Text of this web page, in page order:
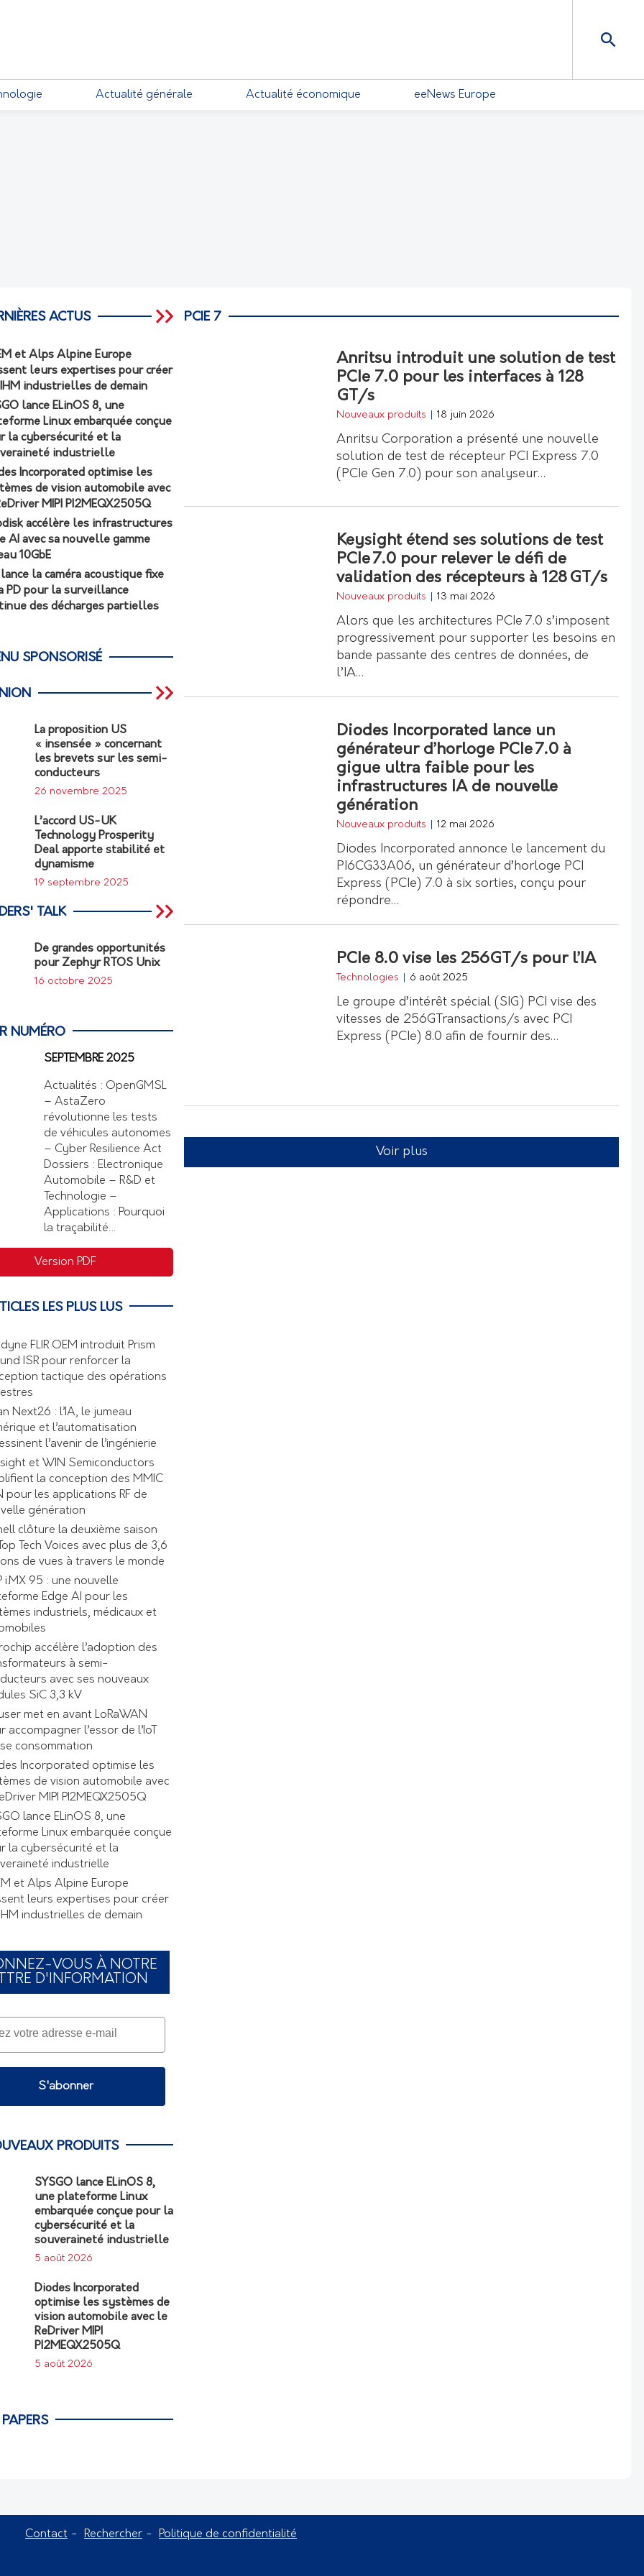
Actualité générale Actualité économique eeNews Europe
PCIE 7
Anritsu introduit une solution de test
PCIe 7.0 pour les interfaces à 128
GT/s
Nouveaux produits 18 juin 2026
Anritsu Corporation a présenté une nouvelle
solution de test de récepteur PCI Express 7.0
(PCIe Gen 7.0) pour son analyseur…
Keysight étend ses solutions de test
PCIe 7.0 pour relever le défi de
validation des récepteurs à 128 GT/s
Nouveaux produits 13 mai 2026
Alors que les architectures PCIe 7.0 s’imposent
progressivement pour supporter les besoins en
bande passante des centres de données, de
l’IA…
Diodes Incorporated lance un
générateur d’horloge PCIe 7.0 à
gigue ultra faible pour les
infrastructures IA de nouvelle
génération
Nouveaux produits 12 mai 2026
Diodes Incorporated annonce le lancement du
PI6CG33A06, un générateur d’horloge PCI
Express (PCIe) 7.0 à six sorties, conçu pour
répondre…
PCIe 8.0 vise les 256GT/s pour l’IA
Technologies 6 août 2025
Le groupe d’intérêt spécial (SIG) PCI vise des
vitesses de 256GTransactions/s avec PCI
Express (PCIe) 8.0 afin de fournir des…
Voir plus
ACTUS
et Alps Alpine Europe
leurs expertises pour créer
industrielles de demain
lance ELinOS 8, une
Linux embarquée conçue
la cybersécurité et la
industrielle
Incorporated optimise les
de vision automobile avec
MIPI PI2MEQX2505Q
accélère les infrastructures
AI avec sa nouvelle gamme
10GbE
la caméra acoustique fixe
PD pour la surveillance
des décharges partielles
SPONSORISÉ
La proposition US
« insensée » concernant
les brevets sur les semi-
conducteurs
26 novembre 2025
L’accord US-UK
Technology Prosperity
Deal apporte stabilité et
dynamisme
19 septembre 2025
TALK
De grandes opportunités
pour Zephyr RTOS Unix
16 octobre 2025
NUMÉRO
SEPTEMBRE 2025
Actualités : OpenGMSL
– AstaZero
révolutionne les tests
de véhicules autonomes
– Cyber Resilience Act
Dossiers : Electronique
Automobile – R&D et
Technologie –
Applications : Pourquoi
la traçabilité…
Version PDF
LES PLUS LUS
FLIR OEM introduit Prism
ISR pour renforcer la
tactique des opérations
Next26 : l’IA, le jumeau
et l’automatisation
l’avenir de l’ingénierie
et WIN Semiconductors
la conception des MMIC
pour les applications RF de
génération
clôture la deuxième saison
Tech Voices avec plus de 3,6
de vues à travers le monde
i.MX 95 : une nouvelle
Edge AI pour les
industriels, médicaux et
accélère l’adoption des
à semi-
avec ses nouveaux
SiC 3,3 kV
met en avant LoRaWAN
accompagner l’essor de l’IoT
consommation
Incorporated optimise les
de vision automobile avec
MIPI PI2MEQX2505Q
lance ELinOS 8, une
Linux embarquée conçue
la cybersécurité et la
industrielle
et Alps Alpine Europe
leurs expertises pour créer
industrielles de demain
VOUS À NOTRE
D'INFORMATION
S'abonner
PRODUITS
SYSGO lance ELinOS 8,
une plateforme Linux
embarquée conçue pour la
cybersécurité et la
souveraineté industrielle
5 août 2026
Diodes Incorporated
optimise les systèmes de
vision automobile avec le
ReDriver MIPI
PI2MEQX2505Q
5 août 2026
Contact Rechercher Politique de confidentialité